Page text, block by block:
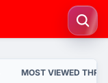
MOST VIEWED